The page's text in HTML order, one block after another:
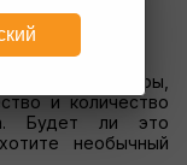
размеры,
и количество
Будет ли это
необычный